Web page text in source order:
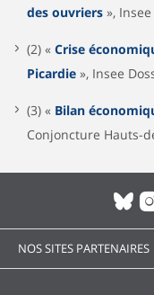
des ouvriers »,
(2) « Crise
Picardie », Insee
(3) « Bilan
Conjoncture Hauts-
NOS SITES PARTENAIRES